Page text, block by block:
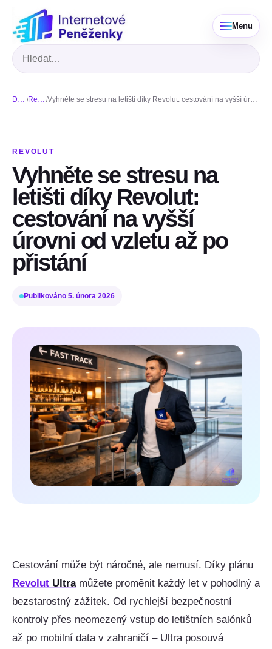
Menu
Hledat
Domů / Revolut / Vyhněte se stresu na letišti díky Revolut: cestování na vyšší úrovni od vzletu až po přistání
REVOLUT
Vyhněte se stresu na
letišti díky Revolut:
cestování na vyšší
úrovni od vzletu až po
přistání
Publikováno 5. února 2026
Cestování může být náročné, ale nemusí. Díky plánu
Revolut Ultramůžete proměnit každý let v pohodlný a
bezstarostný zážitek. Od rychlejší bezpečnostní
kontroly přes neomezený vstup do letištních salónků
až po mobilní data v zahraničí – Ultra posouvá